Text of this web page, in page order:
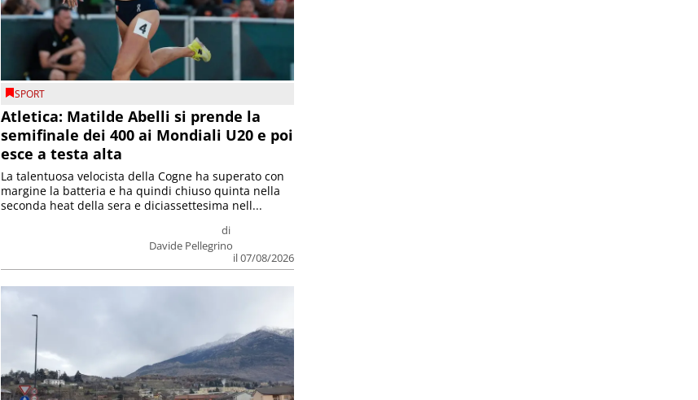
SPORT
Atletica: Matilde Abelli si prende la
semifinale dei 400 ai Mondiali U20 e poi
esce a testa alta
di
Davide Pellegrino
il 07/08/2026
La talentuosa velocista della Cogne ha superato con
margine la batteria e ha quindi chiuso quinta nella
seconda heat della sera e diciassettesima nell...